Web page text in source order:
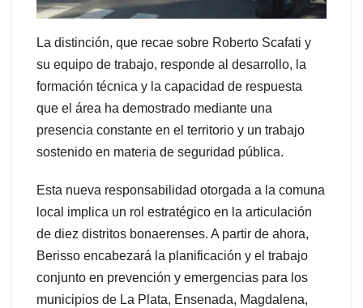
La distinción, que recae sobre Roberto Scafati y
su equipo de trabajo, responde al desarrollo, la
formación técnica y la capacidad de respuesta
que el área ha demostrado mediante una
presencia constante en el territorio y un trabajo
sostenido en materia de seguridad pública.
Esta nueva responsabilidad otorgada a la comuna
local implica un rol estratégico en la articulación
de diez distritos bonaerenses. A partir de ahora,
Berisso encabezará la planificación y el trabajo
conjunto en prevención y emergencias para los
municipios de La Plata, Ensenada, Magdalena,